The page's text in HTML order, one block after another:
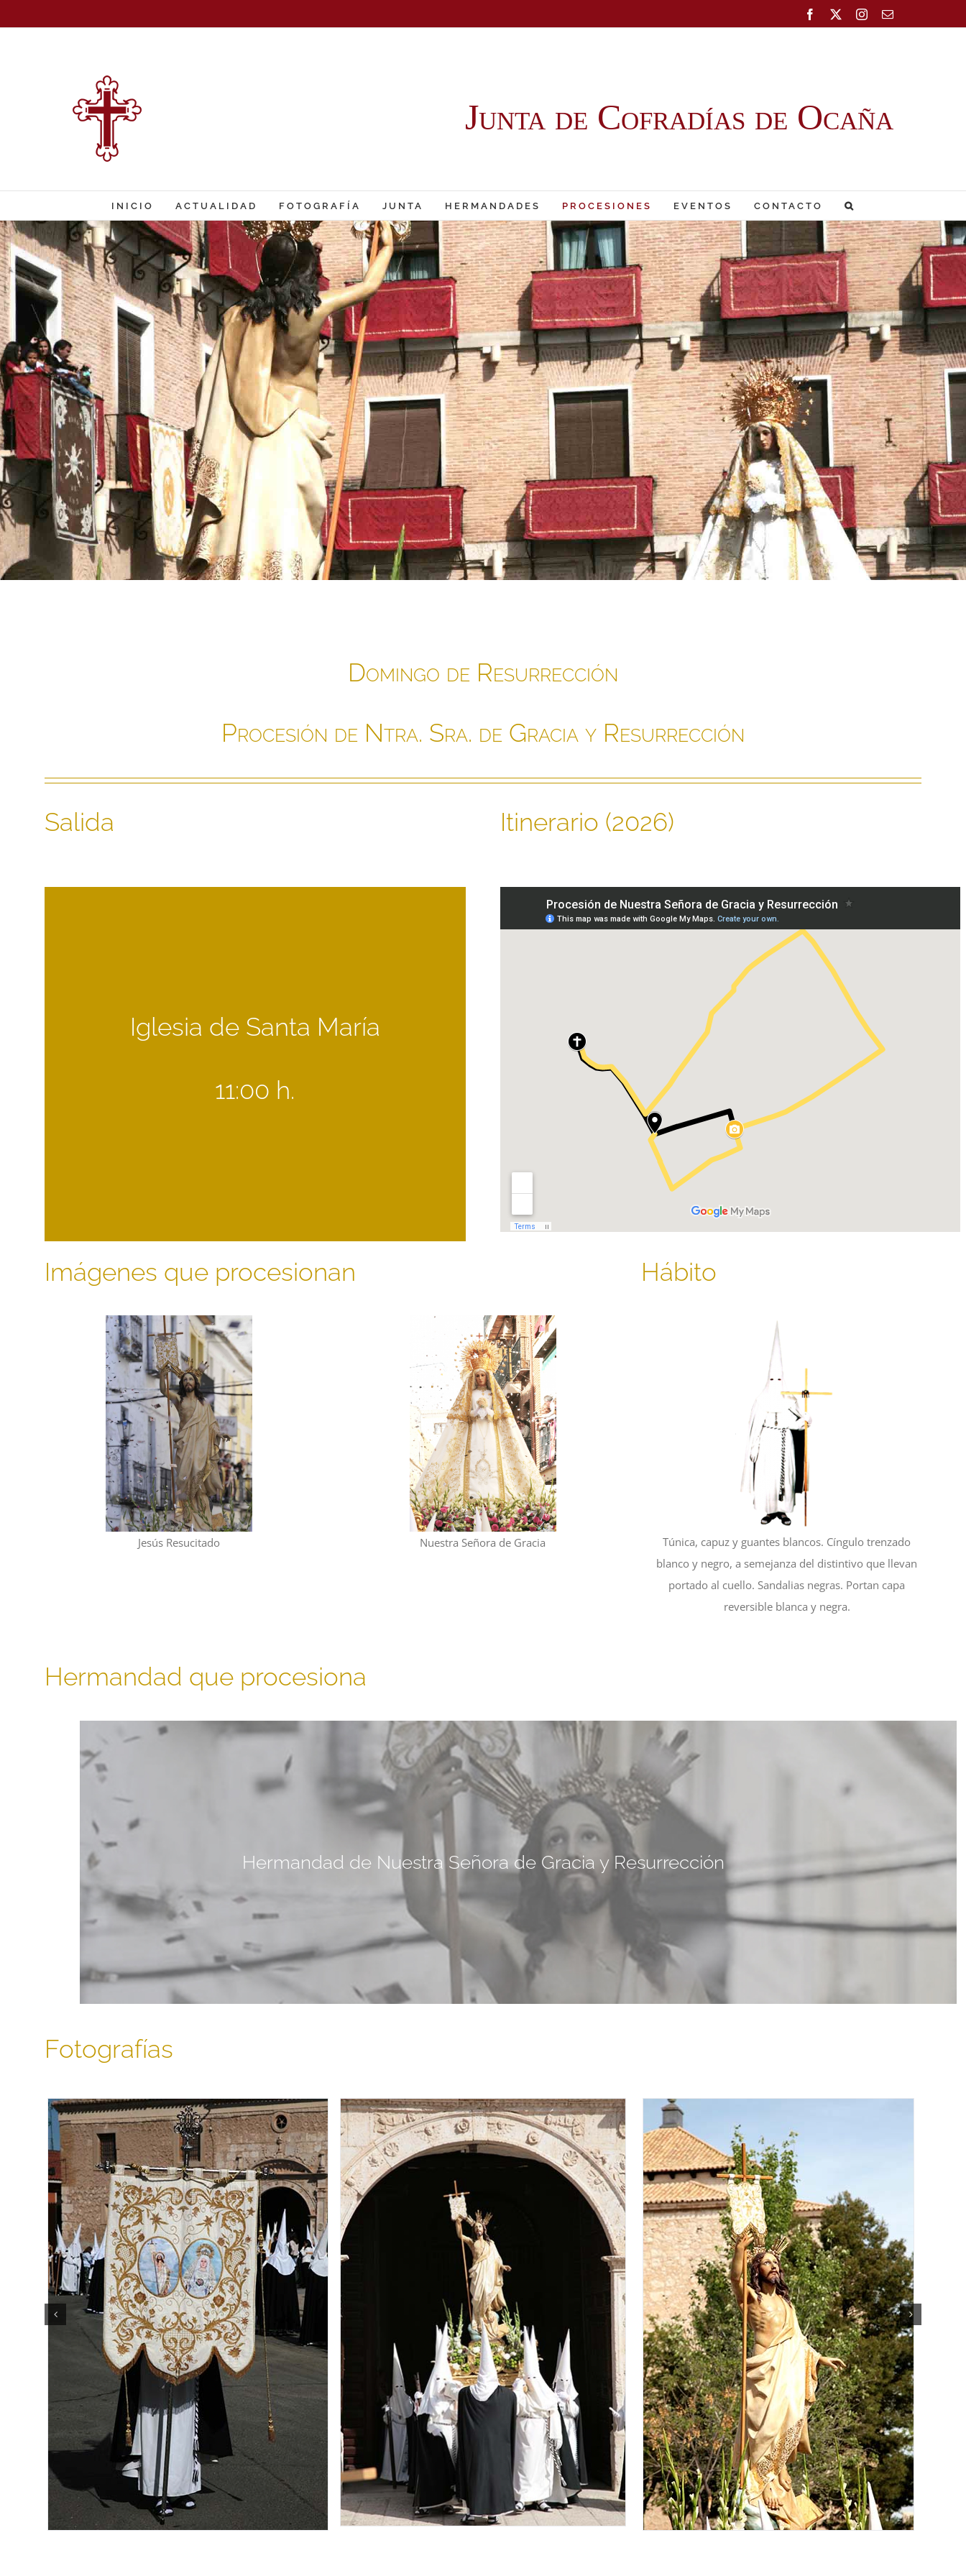
al
Facebook InstagramCorreo
electrónico
Junta de Cofradías de Ocaña
INICIO ACTUALIDAD FOTOGRAFÍA JUNTA HERMANDADES PROCESIONES EVENTOS CONTACTO
Domingo de Resurrección
Procesión de Ntra. Sra. de Gracia y Resurrección
Salida Itinerario (2026)
Iglesia de Santa María
11:00 h.
Imágenes que procesionan Hábito
Jesús Resucitado Nuestra Señora de Gracia
Túnica, capuz y guantes blancos. Cíngulo trenzado
blanco y negro, a semejanza del distintivo que llevan
portado al cuello. Sandalias negras. Portan capa
reversible blanca y negra.
Hermandad que procesiona
Hermandad de Nuestra Señora de Gracia y Resurrección
Fotografías